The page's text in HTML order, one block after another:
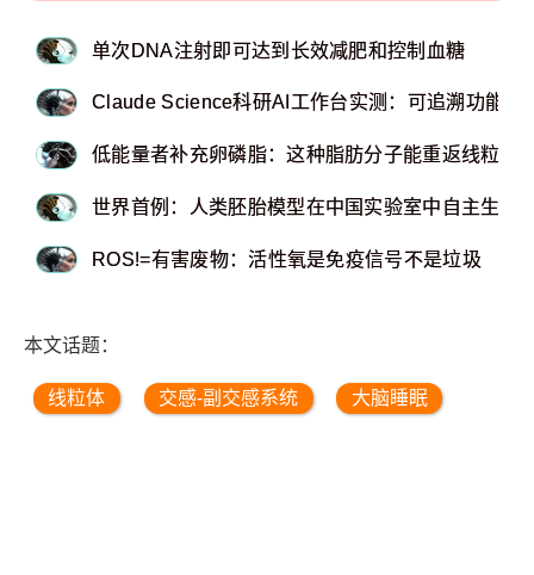
单次DNA注射即可达到长效减肥和控制血糖
Claude Science科研AI工作台实测：可追溯功能终
低能量者补充卵磷脂：这种脂肪分子能重返线粒体
世界首例：人类胚胎模型在中国实验室中自主生长
ROS!=有害废物：活性氧是免疫信号不是垃圾
本文话题：
线粒体 交感-副交感系统 大脑睡眠